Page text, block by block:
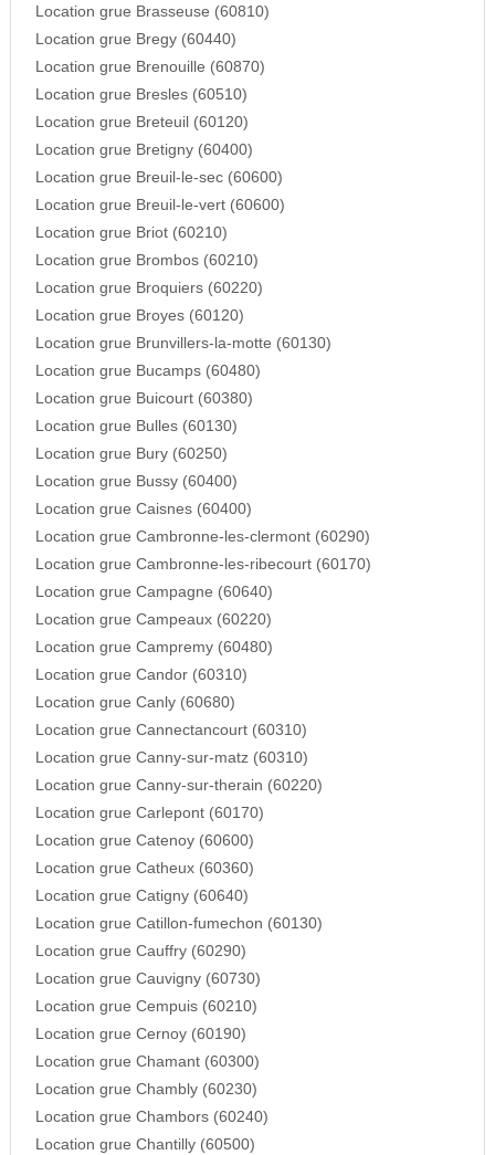
Location grue Brasseuse (60810)
Location grue Bregy (60440)
Location grue Brenouille (60870)
Location grue Bresles (60510)
Location grue Breteuil (60120)
Location grue Bretigny (60400)
Location grue Breuil-le-sec (60600)
Location grue Breuil-le-vert (60600)
Location grue Briot (60210)
Location grue Brombos (60210)
Location grue Broquiers (60220)
Location grue Broyes (60120)
Location grue Brunvillers-la-motte (60130)
Location grue Bucamps (60480)
Location grue Buicourt (60380)
Location grue Bulles (60130)
Location grue Bury (60250)
Location grue Bussy (60400)
Location grue Caisnes (60400)
Location grue Cambronne-les-clermont (60290)
Location grue Cambronne-les-ribecourt (60170)
Location grue Campagne (60640)
Location grue Campeaux (60220)
Location grue Campremy (60480)
Location grue Candor (60310)
Location grue Canly (60680)
Location grue Cannectancourt (60310)
Location grue Canny-sur-matz (60310)
Location grue Canny-sur-therain (60220)
Location grue Carlepont (60170)
Location grue Catenoy (60600)
Location grue Catheux (60360)
Location grue Catigny (60640)
Location grue Catillon-fumechon (60130)
Location grue Cauffry (60290)
Location grue Cauvigny (60730)
Location grue Cempuis (60210)
Location grue Cernoy (60190)
Location grue Chamant (60300)
Location grue Chambly (60230)
Location grue Chambors (60240)
Location grue Chantilly (60500)